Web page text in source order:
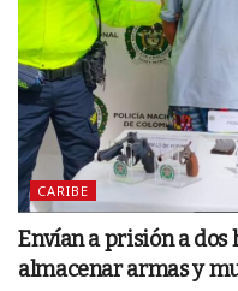
CARIBE
Envían a prisión a dos
almacenar armas y